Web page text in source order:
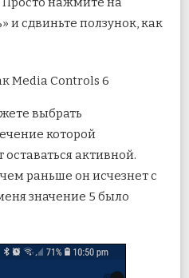
и сдвиньте ползунок, как
выбрать
которой
активной.
раньше он исчезнет с
значение 5 было